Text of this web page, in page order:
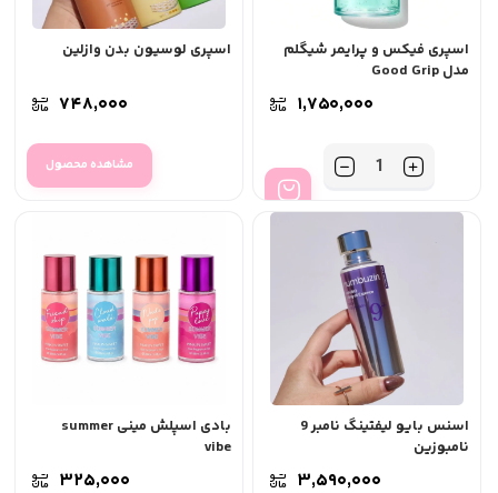
اسپری فیکس و پرایمر شیگلم
مدل Good Grip
۱,۷۵۰,۰۰۰
تعداد
اسپری لوسیون بدن وازلین
۷۴۸,۰۰۰
مشاهده محصول
اسنس بایو لیفتینگ نامبر 9
نامبوزین
۳,۵۹۰,۰۰۰
بادی اسپلش مینی summer
vibe
۳۲۵,۰۰۰